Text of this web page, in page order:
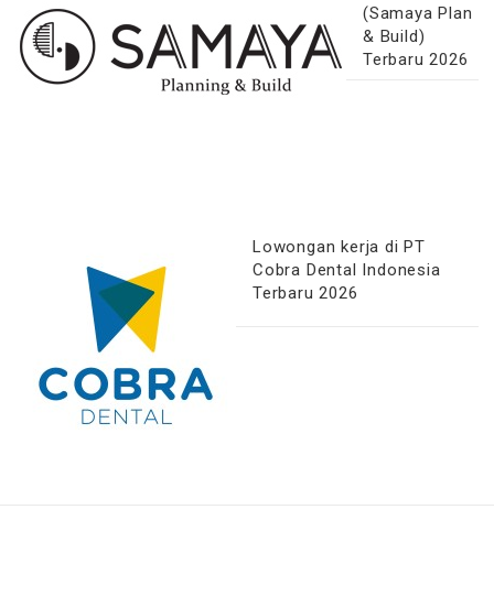
(Samaya Plan
& Build)
Terbaru 2026
Lowongan kerja di PT
Cobra Dental Indonesia
Terbaru 2026